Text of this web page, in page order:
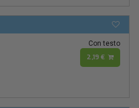
Con testo
2,19 €